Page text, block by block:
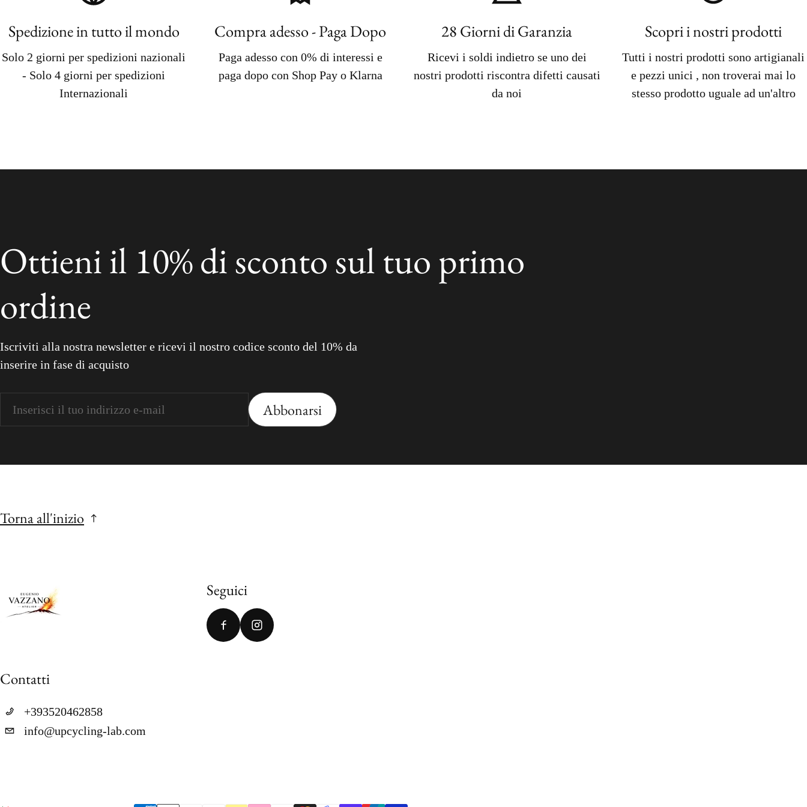
Spedizione in tutto il mondo
Solo 2 giorni per spedizioni nazionali
- Solo 4 giorni per spedizioni
Internazionali
Compra adesso - Paga Dopo
Paga adesso con 0% di interessi e
paga dopo con Shop Pay o Klarna
28 Giorni di Garanzia
Ricevi i soldi indietro se uno dei
nostri prodotti riscontra difetti causati
da noi
Scopri i nostri prodotti
Tutti i nostri prodotti sono artigianali
e pezzi unici , non troverai mai lo
stesso prodotto uguale ad un'altro
Ottieni il 10% di sconto sul tuo primo
ordine
Iscriviti alla nostra newsletter e ricevi il nostro codice sconto del 10% da
inserire in fase di acquisto
Abbonarsi
Torna all'inizio
Contatti
+393520462858
info@upcycling-lab.com
Seguici